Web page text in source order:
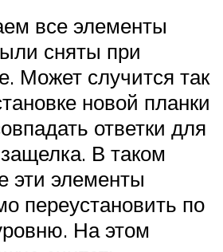
все элементы
сняты при
Может случится так
новой планки
ответки для
В таком
эти элементы
переустановить по
На этом